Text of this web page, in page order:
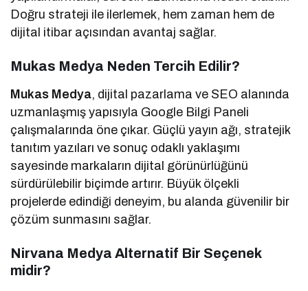
Doğru strateji ile ilerlemek, hem zaman hem de
dijital itibar açısından avantaj sağlar.
Mukas Medya Neden Tercih Edilir?
Mukas Medya, dijital pazarlama ve SEO alanında
uzmanlaşmış yapısıyla Google Bilgi Paneli
çalışmalarında öne çıkar. Güçlü yayın ağı, stratejik
tanıtım yazıları ve sonuç odaklı yaklaşımı
sayesinde markaların dijital görünürlüğünü
sürdürülebilir biçimde artırır. Büyük ölçekli
projelerde edindiği deneyim, bu alanda güvenilir bir
çözüm sunmasını sağlar.
Nirvana Medya Alternatif Bir Seçenek
midir?